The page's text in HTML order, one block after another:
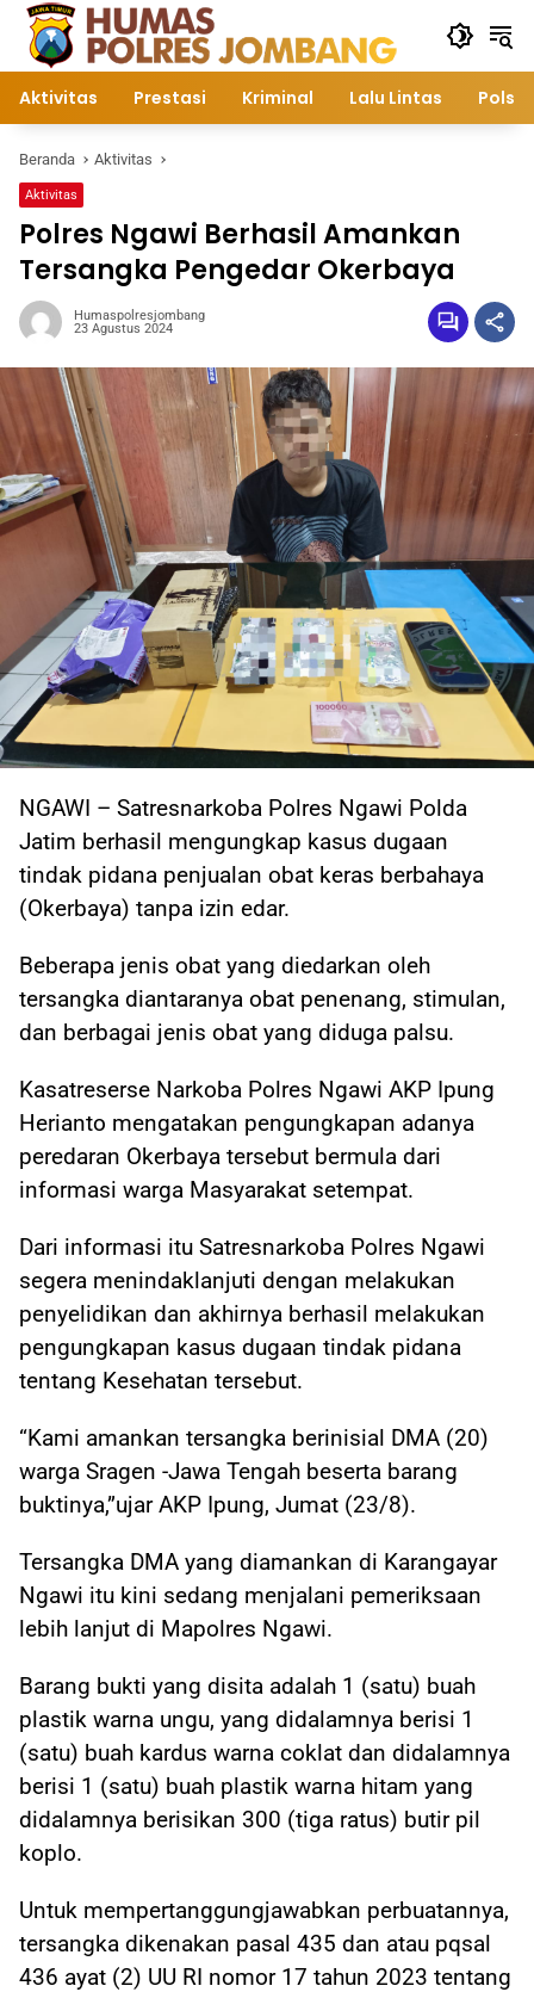
Langsung
konten
Aktivitas Prestasi Kriminal Lalu Lintas
Beranda Aktivitas
Aktivitas
Polres Ngawi Berhasil Amankan
Tersangka Pengedar Okerbaya
Humaspolresjombang
23 Agustus 2024
NGAWI – Satresnarkoba Polres Ngawi Polda
Jatim berhasil mengungkap kasus dugaan
tindak pidana penjualan obat keras berbahaya
(Okerbaya) tanpa izin edar.
Beberapa jenis obat yang diedarkan oleh
tersangka diantaranya obat penenang, stimulan,
dan berbagai jenis obat yang diduga palsu.
Kasatreserse Narkoba Polres Ngawi AKP Ipung
Herianto mengatakan pengungkapan adanya
peredaran Okerbaya tersebut bermula dari
informasi warga Masyarakat setempat.
Dari informasi itu Satresnarkoba Polres Ngawi
segera menindaklanjuti dengan melakukan
penyelidikan dan akhirnya berhasil melakukan
pengungkapan kasus dugaan tindak pidana
tentang Kesehatan tersebut.
“Kami amankan tersangka berinisial DMA (20)
warga Sragen -Jawa Tengah beserta barang
buktinya,”ujar AKP Ipung, Jumat (23/8).
Tersangka DMA yang diamankan di Karangayar
Ngawi itu kini sedang menjalani pemeriksaan
lebih lanjut di Mapolres Ngawi.
Barang bukti yang disita adalah 1 (satu) buah
plastik warna ungu, yang didalamnya berisi 1
(satu) buah kardus warna coklat dan didalamnya
berisi 1 (satu) buah plastik warna hitam yang
didalamnya berisikan 300 (tiga ratus) butir pil
koplo.
Untuk mempertanggungjawabkan perbuatannya,
tersangka dikenakan pasal 435 dan atau pqsal
436 ayat (2) UU RI nomor 17 tahun 2023 tentang